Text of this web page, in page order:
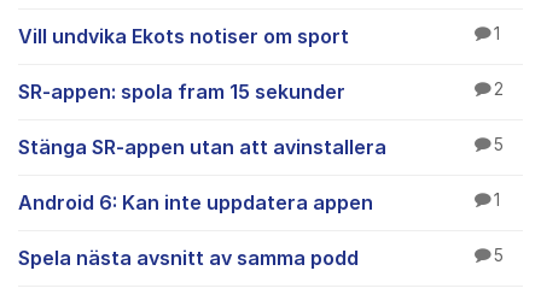
Vill undvika Ekots notiser om sport 1
SR-appen: spola fram 15 sekunder 2
Stänga SR-appen utan att avinstallera 5
Android 6: Kan inte uppdatera appen 1
Spela nästa avsnitt av samma podd 5